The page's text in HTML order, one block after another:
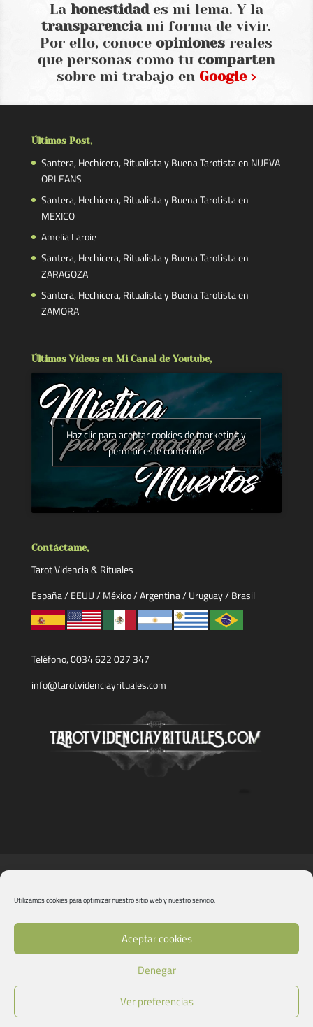
Utilizamos cookies para optimizar nuestro sitio web y nuestro servicio.
Aceptar cookies
Denegar
Ver preferencias
La honestidades mi lema. Y la
transparenciami forma de vivir.
Por ello, conoceopiniones reales
que personas como tucomparten
sobre mi trabajo en Google ›
Últimos Post,
Santera, Hechicera, Ritualista y Buena Tarotista en NUEVA
ORLEANS
Santera, Hechicera, Ritualista y Buena Tarotista en
MEXICO
Amelia Laroie
Santera, Hechicera, Ritualista y Buena Tarotista en
ZARAGOZA
Santera, Hechicera, Ritualista y Buena Tarotista en
ZAMORA
Últimos Vídeos en Mi Canal de Youtube,
Haz clic para aceptar cookies de marketing y
permitir este contenido
Contáctame,
Tarot Videncia & Rituales
España / EEUU / México / Argentina / Uruguay / Brasil
Teléfono, 0034 622 027 347
info@tarotvidenciayrituales.com
Ritualista BARCELONA
Ritualista MADRID
Ritualista MÁLAGA
Ritualista BALEARES
Ritualista CANARIAS
Notal legal: se garantiza un trabajo ritual veraz, más no se
puede garantizar un resultado. El éxito de éste vendrá
condicionado por la actitud de la persona contratante.
© 2026 www.tarotvidenciayrituales.com | Contenido y Servicio